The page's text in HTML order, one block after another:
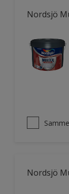
Nordsjö
Nordsjö